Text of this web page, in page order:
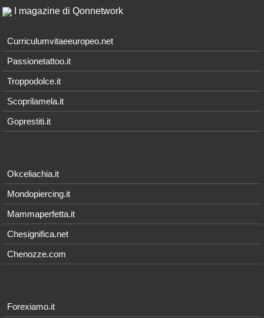
I magazine di Qonnetwork
Curriculumvitaeeuropeo.net
Passionetattoo.it
Troppodolce.it
Scoprilamela.it
Goprestiti.it
Okceliachia.it
Mondopiercing.it
Mammaperfetta.it
Chesignifica.net
Chenozze.com
Forexiamo.it